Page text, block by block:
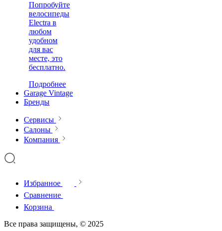
Попробуйте
велосипеды
Electra в
любом
удобном
для вас
месте, это
бесплатно.
Подробнее
Garage Vintage
Бренды
Сервисы
Салоны
Компания
Избранное
Сравнение
Корзина
Все права защищены, © 2025